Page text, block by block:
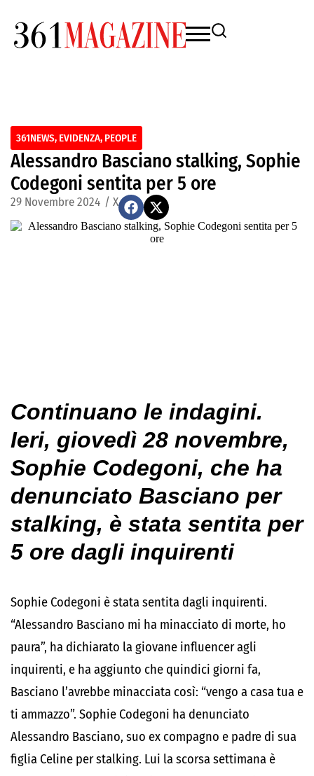
361NEWS, EVIDENZA, PEOPLE
Alessandro Basciano stalking, Sophie
Codegoni sentita per 5 ore
29 Novembre 2024 / X
Continuano le indagini.
Ieri, giovedì 28 novembre,
Sophie Codegoni, che ha
denunciato Basciano per
stalking, è stata sentita per
5 ore dagli inquirenti
Sophie Codegoni è stata sentita dagli inquirenti.
“Alessandro Basciano mi ha minacciato di morte, ho
paura”, ha dichiarato la giovane influencer agli
inquirenti, e ha aggiunto che quindici giorni fa,
Basciano l’avrebbe minacciata così: “vengo a casa tua e
ti ammazzo”. Sophie Codegoni ha denunciato
Alessandro Basciano, suo ex compagno e padre di sua
figlia Celine per stalking. Lui la scorsa settimana è